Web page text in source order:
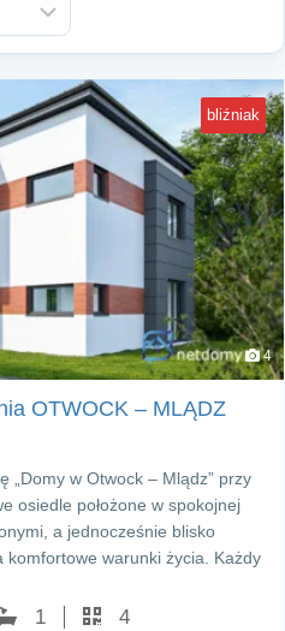
bliźniak
4
OTWOCK – MLĄDZ
„Domy w Otwock – Mlądz” przy
osiedle położone w spokojnej
a jednocześnie blisko
warunki życia. Każdy
1 4